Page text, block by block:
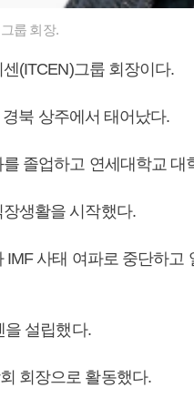
룹 회장.
(ITCEN)그룹 회장이다.
북 상주에서 태어났다.
졸업하고 연세대학교
생활을 시작했다.
IMF 사태 여파로 중단하
을 설립했다.
회장으로 활동했다.